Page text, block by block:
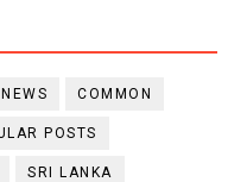
COMMON
POSTS
SRI LANKA